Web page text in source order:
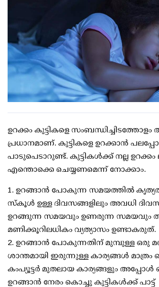
ഉറക്കം കുട്ടികളെ സംബന്ധിച്ചിടത്തോളം
പ്രധാനമാണ്. കുട്ടികളെ ഉറക്കാൻ
പാടുപെടാറുണ്ട്. കുട്ടികൾക്ക് നല്ല ഉറക്കം
എന്തൊക്കെ ചെയ്യണമെന്ന് നോക്കാം.
1. ഉറങ്ങാൻ പോകുന്ന സമയത്തിൽ
സ്കൂൾ ഉള്ള ദിവസങ്ങളിലും അവധി
ഉറങ്ങുന്ന സമയവും ഉണരുന്ന സമയവും
മണിക്കൂറിലധികം വ്യത്യാസം ഉണ്ടാകരുത്.
2. ഉറങ്ങാൻ പോകുന്നതിന് മുമ്പുള്ള ഒരു
ശാന്തമായി ഇരുന്നുള്ള കാര്യങ്ങൾ മാത്രം
കംപ്യൂട്ടർ മുതലായ കാര്യങ്ങളും അപ്പോൾ
ഉറങ്ങാൻ നേരം കൊച്ചു കുട്ടികൾക്ക് പാട്ട്